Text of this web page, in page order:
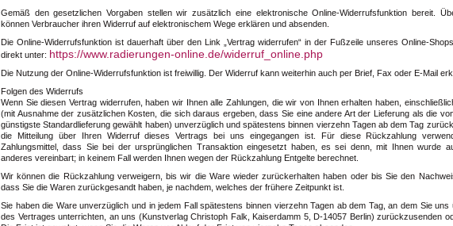
Gemäß den gesetzlichen Vorgaben stellen wir zusätzlich eine elektronische Online-Widerrufsfunktion bereit.
können Verbraucher ihren Widerruf auf elektronischem Wege erklären und absenden.
Die Online-Widerrufsfunktion ist dauerhaft über den Link „Vertrag widerrufen“ in der Fußzeile unseres Online-
direkt unter: https://www.radierungen-online.de/widerruf_online.php
Die Nutzung der Online-Widerrufsfunktion ist freiwillig. Der Widerruf kann weiterhin auch per Brief, Fax oder E-Mail
Folgen des Widerrufs
Wenn Sie diesen Vertrag widerrufen, haben wir Ihnen alle Zahlungen, die wir von Ihnen erhalten haben,
(mit Ausnahme der zusätzlichen Kosten, die sich daraus ergeben, dass Sie eine andere Art der Lieferung als die
günstigste Standardlieferung gewählt haben) unverzüglich und spätestens binnen vierzehn Tagen ab dem Tag
die Mitteilung über Ihren Widerruf dieses Vertrags bei uns eingegangen ist. Für diese Rückzahlung
Zahlungsmittel, dass Sie bei der ursprünglichen Transaktion eingesetzt haben, es sei denn, mit Ihnen wurde
anderes vereinbart; in keinem Fall werden Ihnen wegen der Rückzahlung Entgelte berechnet.
Wir können die Rückzahlung verweigern, bis wir die Ware wieder zurückerhalten haben oder bis Sie den
dass Sie die Waren zurückgesandt haben, je nachdem, welches der frühere Zeitpunkt ist.
Sie haben die Ware unverzüglich und in jedem Fall spätestens binnen vierzehn Tagen ab dem Tag, an dem Sie uns
des Vertrages unterrichten, an uns (Kunstverlag Christoph Falk, Kaiserdamm 5, D-14057 Berlin) zurückzusenden